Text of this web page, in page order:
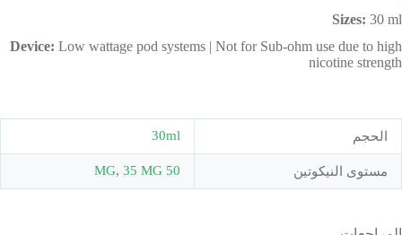
Sizes: 30 ml
Device: Low wattage pod systems | Not for Sub-ohm use due to high
nicotine strength
الحجم 30ml
مستوى النيكوتين 50 MG
, 35 MG